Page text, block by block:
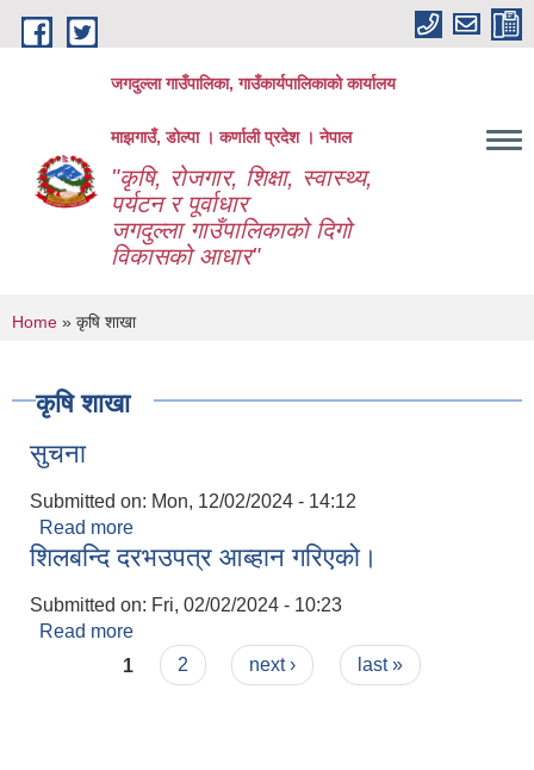
Skip to main content
जगदुल्ला गाउँपालिका, गाउँकार्यपालिकाको कार्यालय
माझगाउँ, डोल्पा । कर्णाली प्रदेश । नेपाल
"कृषि, रोजगार, शिक्षा, स्वास्थ्य,
पर्यटन र पूर्वाधार
जगदुल्ला गाउँपालिकाको दिगो
विकासको आधार"
You are here
Home » कृषि शाखा
कृषि शाखा
सुचना
Submitted on: Mon, 12/02/2024 - 14:12
Read more
शिलबन्दि दरभउपत्र आब्हान गरिएको।
Submitted on: Fri, 02/02/2024 - 10:23
Read more
Pages
1 2 next › last »